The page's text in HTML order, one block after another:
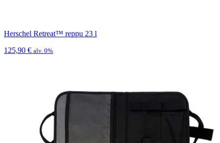
Herschel Retreat™ reppu 23 l
125,90 € alv. 0%